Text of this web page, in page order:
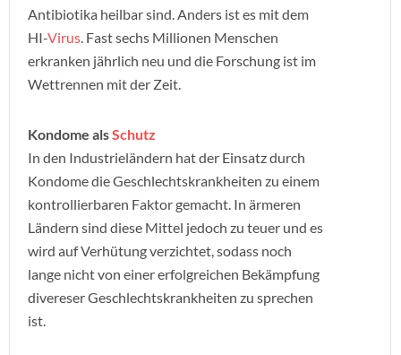
Antibiotika heilbar sind. Anders ist es mit dem
HI-Virus. Fast sechs Millionen Menschen
erkranken jährlich neu und die Forschung ist im
Wettrennen mit der Zeit.
Kondome alsSchutz
In den Industrieländern hat der Einsatz durch
Kondome die Geschlechtskrankheiten zu einem
kontrollierbaren Faktor gemacht. In ärmeren
Ländern sind diese Mittel jedoch zu teuer und es
wird auf Verhütung verzichtet, sodass noch
lange nicht von einer erfolgreichen Bekämpfung
divereser Geschlechtskrankheiten zu sprechen
ist.